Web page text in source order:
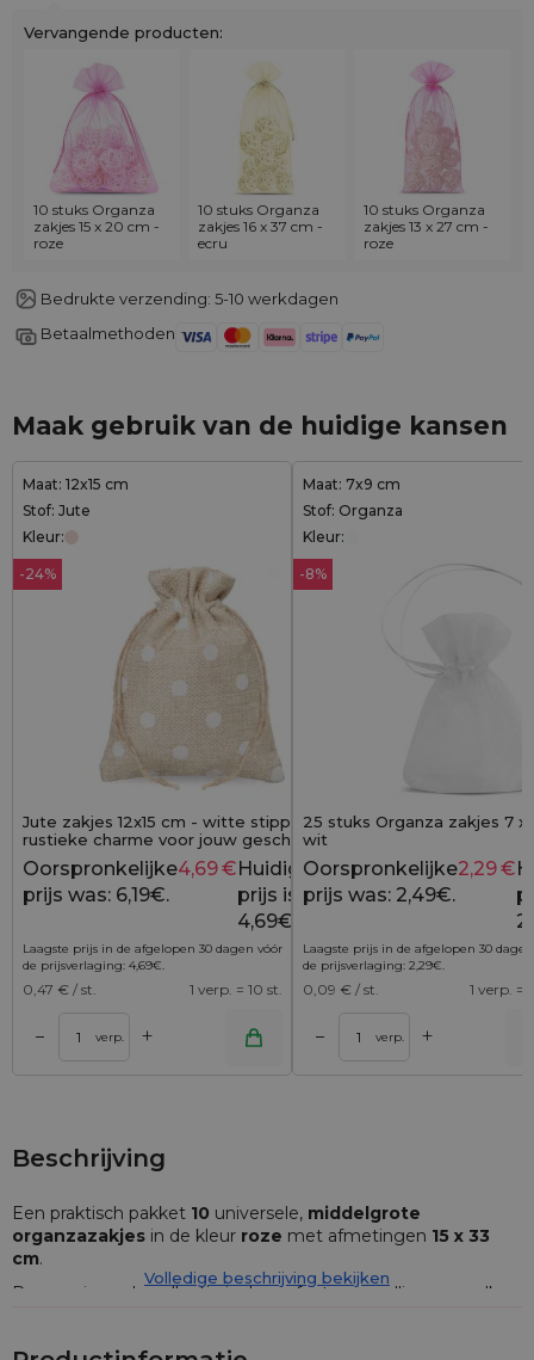
Vervangende producten:
10 stuks Organza
zakjes 15 x 20 cm -
roze
10 stuks Organza
zakjes 16 x 37 cm -
ecru
10 stuks Organza
zakjes 13 x 27 cm -
roze
Bedrukte verzending: 5-10 werkdagen
Betaalmethoden
Maak gebruik van de huidige kansen
Maat: 12x15 cm
Stof: Jute
Kleur:
-24%
Jute zakjes 12x15 cm - witte stippen &
rustieke charme voor jouw geschenken
6,19 €
Oorspronkelijke
prijs was: 6,19€.
4,69€Huidige
prijs is:
4,69€.
Laagste prijs in de afgelopen 30 dagen vóór
de prijsverlaging: 4,69€.
0,47 € / st. 1 verp. = 10 st.
– verp. +
Maat: 7x9 cm
Stof: Organza
Kleur:
-8%
25 stuks Organza zakjes 7 x
wit
Oorspronkelijke
prijs was: 2,49€.
2,29€
Laagste prijs in de afgelopen 30
de prijsverlaging: 2,29€.
0,09 € / st. 1 verp. =
– verp. +
Toevoegen aan winkelwagen Toevoegen aan
Beschrijving
Een praktisch pakket 10 universele, middelgrote
organzazakjes in de kleur roze met afmetingen 15 x 33
cm.
Deze universele collectie is de perfecte aanvulling voor elk
Volledige beschrijving bekijken